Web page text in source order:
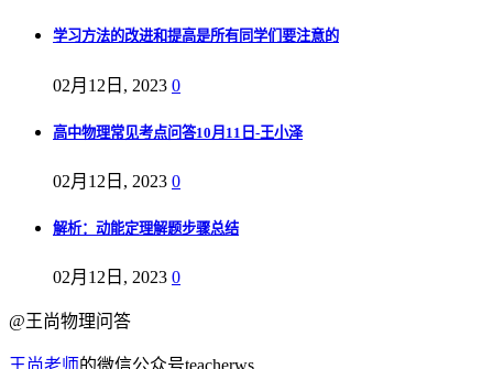
学习方法的改进和提高是所有同学们要注意的
02月12日, 2023 0
高中物理常见考点问答10月11日-王小泽
02月12日, 2023 0
解析：动能定理解题步骤总结
02月12日, 2023 0
@王尚物理问答